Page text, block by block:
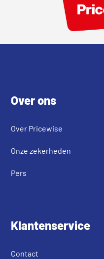
Over ons
Over Pricewise
Onze zekerheden
Pers
Klantenservice
Contact